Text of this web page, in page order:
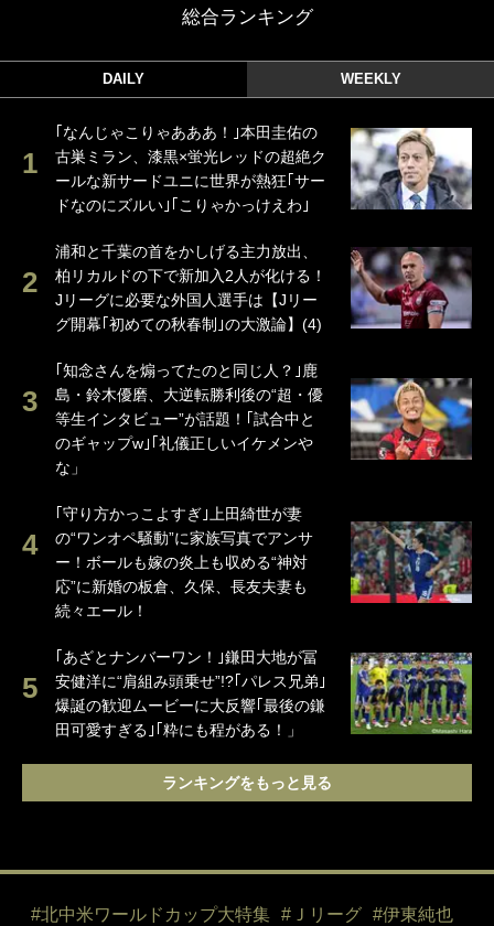
総合ランキング
DAILY WEEKLY
｢なんじゃこりゃあああ！｣本田圭佑の
古巣ミラン、漆黒×蛍光レッドの超絶ク
ールな新サードユニに世界が熱狂｢サー
ドなのにズルい｣｢こりゃかっけえわ｣
浦和と千葉の首をかしげる主力放出、
柏リカルドの下で新加入2人が化ける！
Jリーグに必要な外国人選手は【Jリー
グ開幕｢初めての秋春制｣の大激論】(4)
｢知念さんを煽ってたのと同じ人？｣鹿
島・鈴木優磨、大逆転勝利後の“超・優
等生インタビュー”が話題！｢試合中と
のギャップw｣｢礼儀正しいイケメンや
な」
｢守り方かっこよすぎ｣上田綺世が妻
の“ワンオペ騒動”に家族写真でアンサ
ー！ボールも嫁の炎上も収める“神対
応”に新婚の板倉、久保、長友夫妻も
続々エール！
｢あざとナンバーワン！｣鎌田大地が冨
安健洋に“肩組み頭乗せ”!?｢パレス兄弟｣
爆誕の歓迎ムービーに大反響｢最後の鎌
田可愛すぎる｣｢粋にも程がある！」
ランキングをもっと見る
#北中米ワールドカップ大特集 #Ｊリーグ
#伊東純也